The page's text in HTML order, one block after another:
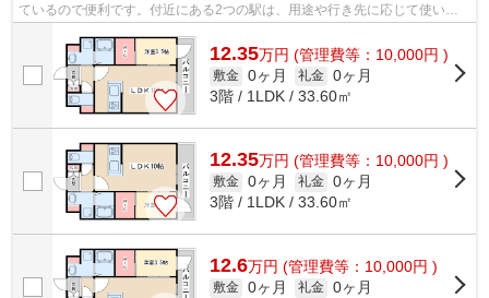
ているので便利です。付近にある2つの駅は、用途や行き先に応じて使い分
けることができます。防犯対策もバッチ...
12.35万円 (管理費等：10,000円 )
敷金 0ヶ月 礼金 0ヶ月
3階 / 1LDK / 33.60㎡
12.35万円 (管理費等：10,000円 )
敷金 0ヶ月 礼金 0ヶ月
3階 / 1LDK / 33.60㎡
12.6万円 (管理費等：10,000円 )
敷金 0ヶ月 礼金 0ヶ月